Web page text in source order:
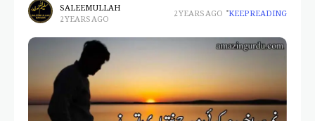
SALEEM ULLAH
2 YEARS AGO 2 YEARS AGO KEEP READING